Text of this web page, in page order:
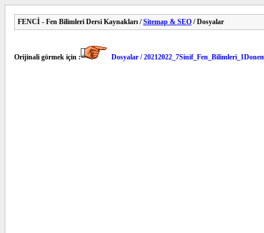
FENCİ - Fen Bilimleri Dersi Kaynakları /Sitemap & SEO / Dosyalar
Orijinali görmek için : Dosyalar /